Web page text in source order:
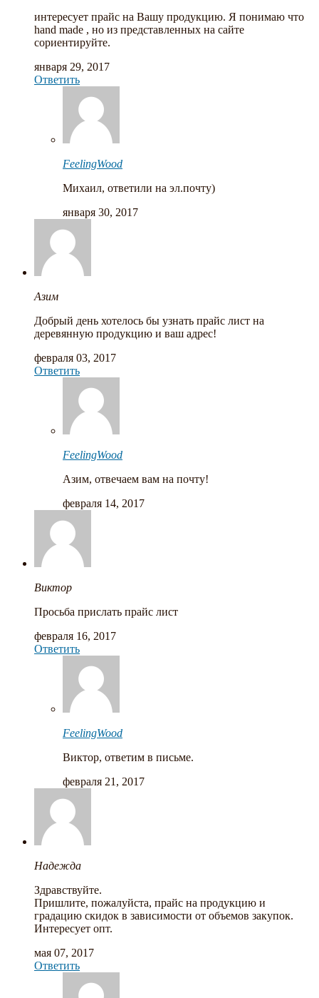
интересует прайс на Вашу продукцию. Я понимаю что
hand made , но из представленных на сайте
сориентируйте.
января 29, 2017
Ответить
FeelingWood
Михаил, ответили на эл.почту)
января 30, 2017
Азим
Добрый день хотелось бы узнать прайс лист на
деревянную продукцию и ваш адрес!
февраля 03, 2017
Ответить
FeelingWood
Азим, отвечаем вам на почту!
февраля 14, 2017
Виктор
Просьба прислать прайс лист
февраля 16, 2017
Ответить
FeelingWood
Виктор, ответим в письме.
февраля 21, 2017
Надежда
Здравствуйте.
Пришлите, пожалуйста, прайс на продукцию и
градацию скидок в зависимости от объемов закупок.
Интересует опт.
мая 07, 2017
Ответить